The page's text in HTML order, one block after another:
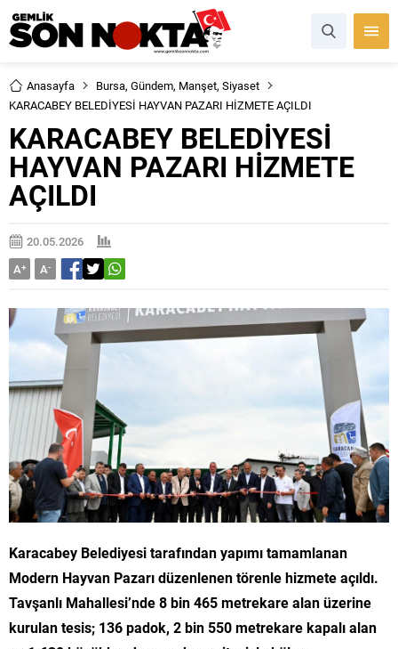
Anasayfa Bursa, Gündem, Manşet, Siyaset
KARACABEY BELEDİYESİ HAYVAN PAZARI HİZMETE AÇILDI
KARACABEY BELEDİYESİ
HAYVAN PAZARI HİZMETE
AÇILDI
20.05.2026
A+ A-
Karacabey Belediyesi tarafından yapımı tamamlanan
Modern Hayvan Pazarı düzenlenen törenle hizmete açıldı.
Tavşanlı Mahallesi’nde 8 bin 465 metrekare alan üzerine
kurulan tesis; 136 padok, 2 bin 550 metrekare kapalı alan